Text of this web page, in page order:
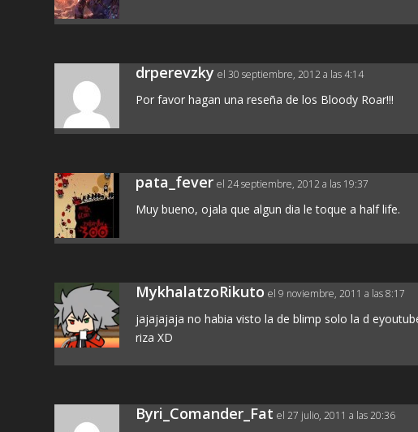
drperevzky el 30 septiembre, 2012 a las 4:14
Por favor hagan una reseña de los Bloody Roar!!!
pata_fever el 24 septiembre, 2012 a las 19:37
Muy bueno, ojala que algun dia le toque a half life.
MykhalatzoRikuto el 9 noviembre, 2011 a las 8:17
jajajajaja no habia visto la de blimp solo la d
riza XD
Byri_Comander_Fat el 27 julio, 2011 a las 20:36